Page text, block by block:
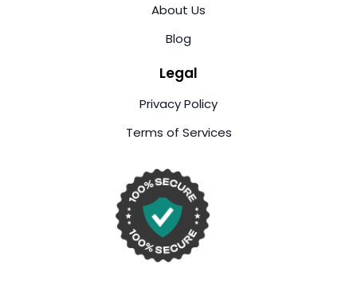
About Us
Blog
Legal
Privacy Policy
Terms of Services